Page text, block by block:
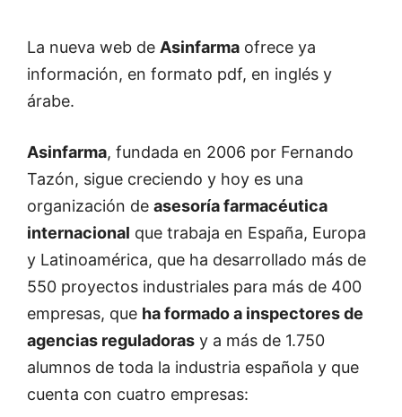
La nueva web de Asinfarma ofrece ya
información, en formato pdf, en inglés y
árabe.
Asinfarma, fundada en 2006 por Fernando
Tazón, sigue creciendo y hoy es una
organización de asesoría farmacéutica
internacional que trabaja en España, Europa
y Latinoamérica, que ha desarrollado más de
550 proyectos industriales para más de 400
empresas, que ha formado a inspectores de
agencias reguladoras y a más de 1.750
alumnos de toda la industria española y que
cuenta con cuatro empresas: